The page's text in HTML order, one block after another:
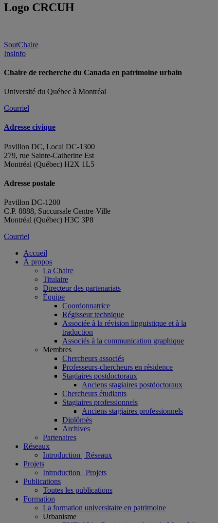
Logo CRCUH
SoutChaire
InsInfo
Chaire de recherche du Canada en patrimoine urbain
Université du Québec à Montréal
Courriel
Adresse civique
Pavillon DC, Local DC-1300
279, rue Sainte-Catherine Est
Montréal (Québec) H2X 1L5
Adresse postale
Pavillon DC-1200
C.P. 8888, Succursale Centre-Ville
Montréal (Québec) H3C 3P8
Courriel
Accueil
À propos
La Chaire
Titulaire
Directeur des partenariats
Équipe
Coordonnatrice
Régisseur technique
Associée à la révision linguistique et à la
traduction
Associés à la communication graphique
Membres
Chercheurs associés
Professeurs-chercheurs en résidence
Stagiaires postdoctoraux
Anciens stagiaires postdoctoraux
Chercheurs étudiants
Stagiaires professionnels
Anciens stagiaires professionnels
Diplômés
Archives
Partenaires
Réseaux
Introduction | Réseaux
Projets
Introduction | Projets
Publications
Toutes les publications
Formation
La formation universitaire en patrimoine
Urbanisme